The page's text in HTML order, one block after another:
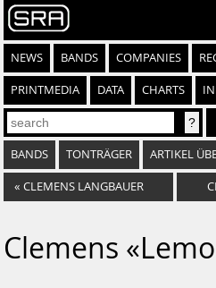
NEWS BANDS COMPANIES
PRINTMEDIA DATA CHARTS
BANDS TONTRÄGER ARTIKEL
« CLEMENS LANGBAUER
Clemens